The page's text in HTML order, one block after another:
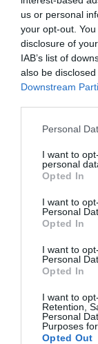
us or personal
your opt-out.
disclosure of
IAB’s list of
also be
Downstream
Personal
I want to
personal
Opted In
I want to
Personal
Opted In
I want to
Personal
Opted In
I want to
Retention,
Personal
Purposes
Opted Out